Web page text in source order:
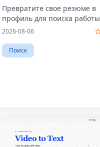
Превратите свое резюме в
профиль для поиска работы
2026-08-06
Поиск